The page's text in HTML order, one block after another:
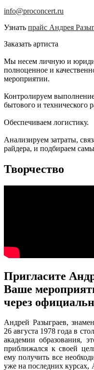
info@proconcert.ru
Узнать прайс Андрея
Заказать артиста
Мы несем личную и
полноценное и
мероприятии.
Контролируем
бытового и технического
Обеспечиваем логистику.
Анализируем затраты,
райдера, и подбираем
Творчество
Пригласите
Ваше
через
Андрей Разыграев,
26 августа 1978 года в
академии образования,
приближался к своей
ему получить все
уже на последних курсах,